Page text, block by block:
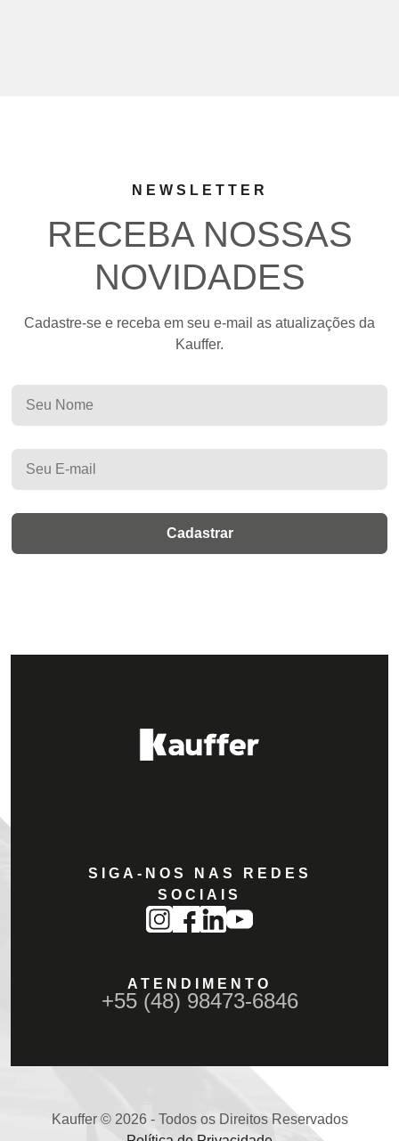
NEWSLETTER
RECEBA NOSSAS
NOVIDADES
Cadastre-se e receba em seu e-mail as atualizações da
Kauffer.
SIGA-NOS NAS REDES
SOCIAIS
ATENDIMENTO
+55 (48) 98473-6846
Kauffer © 2026 - Todos os Direitos Reservados